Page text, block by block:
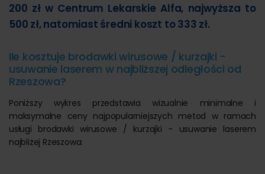
200 zł w Centrum Lekarskie Alfa, najwyższa to
500 zł, natomiast średni koszt to 333 zł.
Ile kosztuje brodawki wirusowe / kurzajki -
usuwanie laserem w najbliższej odległości od
Rzeszowa?
Poniższy wykres przedstawia wizualnie minimalne i
maksymalne ceny najpopularniejszych metod w ramach
usługi brodawki wirusowe / kurzajki - usuwanie laserem
najbliżej Rzeszowa: